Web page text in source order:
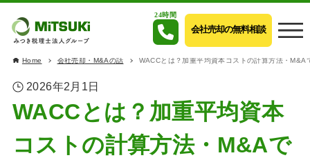
24時間
会社売却の無料相談
Home 会社売却・M&Aの話 WACCとは？加重平均資本コストの計算方法・M&A
2026年2月1日
WACCとは？加重平均資本
コストの計算方法・M&Aで